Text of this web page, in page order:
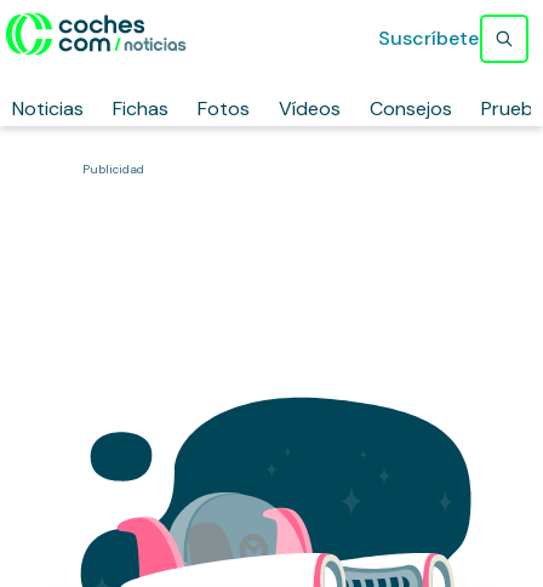
Noticias Fichas Fotos Vídeos Consejos
Suscríbete
Publicidad